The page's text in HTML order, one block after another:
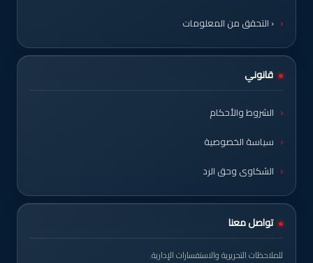
‹ التحقق من المعلومات
قانوني
الشروط والأحكام
سياسة الخصوصية
الشكاوى وحق الرد
تواصل معنا
للملاحظات التحريرية والاستفسارات الإدارية.